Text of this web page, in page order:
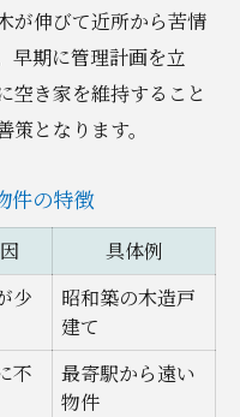
が伸びて近所から苦情
早期に管理計画を立
空き家を維持すること
となります。
件の特徴
具体例
少
昭和築の木造戸
建て
不
最寄駅から遠い
物件